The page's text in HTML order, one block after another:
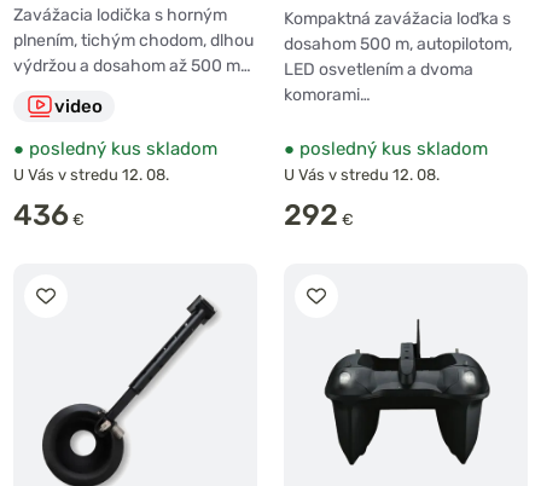
Zavážacia lodička s horným
plnením, tichým chodom, dlhou
výdržou a dosahom až 500 m…
video
● posledný kus skladom
U Vás v stredu 12. 08.
436 €
10Ah batéria čierna
Kompaktná zavážacia loďka s
dosahom 500 m, autopilotom,
LED osvetlením a dvoma
komorami…
● posledný kus skladom
U Vás v stredu 12. 08.
292 €